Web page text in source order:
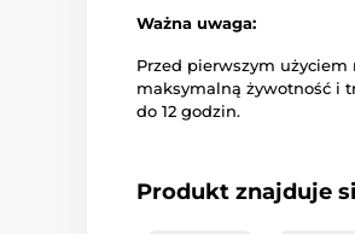
Ważna uwaga:
Przed pierwszym użyciem
maksymalną żywotność i
do 12 godzin.
Produkt znajduje